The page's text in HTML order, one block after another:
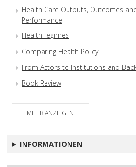
Health Care Outputs, Outcomes
Performance
Health regimes
Comparing Health Policy
From Actors to Institutions and
Book Review
MEHR ANZEIGEN
INFORMATIONEN